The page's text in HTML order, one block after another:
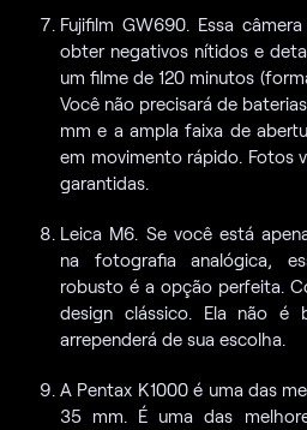
Fujifilm GW690. Essa
obter negativos nítidos e
um filme de 120 minutos
Você não precisará de
mm e a ampla faixa de
em movimento rápido. Fotos
garantidas.
Leica M6. Se você está
na fotografia analógica,
robusto é a opção perfeita.
design clássico. Ela não é
arrependerá de sua escolha.
A Pentax K1000 é uma das
35 mm. É uma das